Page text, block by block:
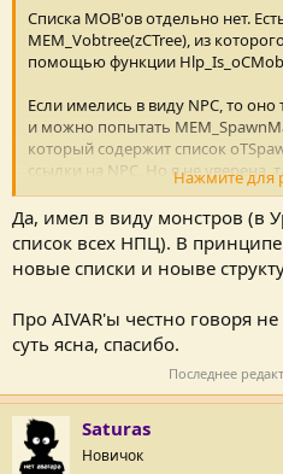
Списка MOB'ов отдельно нет.
MEM_Vobtree(zCTree), из
помощью функции
Если имелись в виду NPC, то
и можно попытать
который содержит список
ссылки на NPC. Но я не уверена,
нужно заспаунить.
Списки создавать можно, для
скрипты на WOP.de . Проблемы
записывать в сейвы. Оно вроде
И по поводу наследования
принципиально не
который копипастом запихнуть
но что с ним делать дальше?..
Но если нужно что-то еще
Нажмите для
Да, имел в виду монстров (в
список всех НПЦ). В
новые списки и ноыве
Про AIVAR'ы честно говоря
суть ясна, спасибо.
Последнее
Saturas
Новичок